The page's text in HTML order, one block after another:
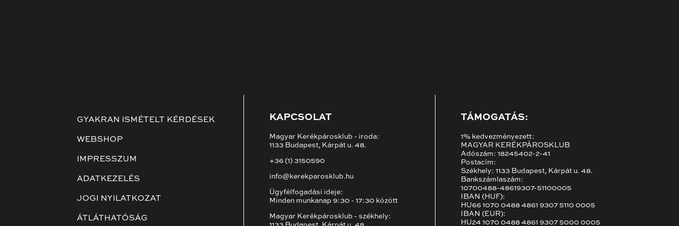
GYAKRAN ISMÉTELT KÉRDÉSEK
WEBSHOP
IMPRESSZUM
ADATKEZELÉS
JOGI NYILATKOZAT
ÁTLÁTHATÓSÁG
KAPCSOLAT
Magyar Kerékpárosklub - iroda:
1133 Budapest, Kárpát u. 48.
+36 (1) 3150590
info@kerekparosklub.hu
Ügyfélfogadási ideje:
Minden munkanap 9:30 - 17:30 között
Magyar Kerékpárosklub - székhely:
TÁMOGATÁS:
1% kedvezményezett:
MAGYAR KERÉKPÁROSKLUB
Adószám: 18245402-2-41
Postacím:
Székhely: 1133 Budapest, Kárpát u. 48.
Bankszámlaszám:
10700488-48619307-51100005
IBAN (HUF):
HU66 1070 0488 4861 9307 5110 0005
IBAN (EUR):
HU24 1070 0488 4861 9307 5000 0005